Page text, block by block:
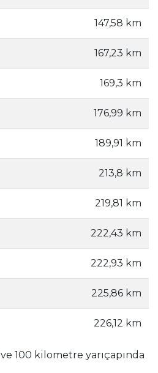
147,58 km
167,23 km
169,3 km
176,99 km
189,91 km
213,8 km
219,81 km
222,43 km
222,93 km
225,86 km
226,12 km
ve 100 kilometre yarıçapında